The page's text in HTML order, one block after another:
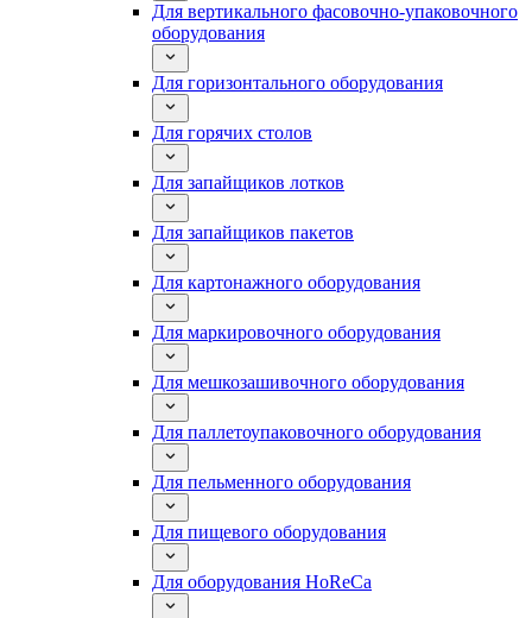
Для вертикального фасовочно-упаковочного
оборудования
Для горизонтального оборудования
Для горячих столов
Для запайщиков лотков
Для запайщиков пакетов
Для картонажного оборудования
Для маркировочного оборудования
Для мешкозашивочного оборудования
Для паллетоупаковочного оборудования
Для пельменного оборудования
Для пищевого оборудования
Для оборудования HoReCa